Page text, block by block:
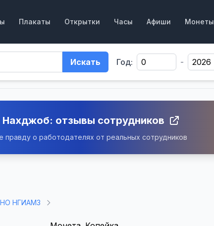
Плакаты Открытки Часы Афиши Монеты
Искать Год: -
Нахджоб: отзывы сотрудников
правду о работодателях от реальных сотрудников
НГИАМЗ